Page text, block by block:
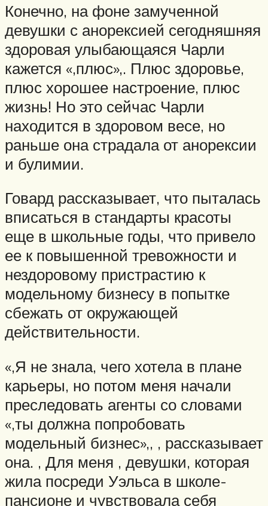
Конечно, на фоне замученной
девушки с анорексией сегодняшняя
здоровая улыбающаяся Чарли
кажется «,плюс»,. Плюс здоровье,
плюс хорошее настроение, плюс
жизнь! Но это сейчас Чарли
находится в здоровом весе, но
раньше она страдала от анорексии
и булимии.
Говард рассказывает, что пыталась
вписаться в стандарты красоты
еще в школьные годы, что привело
ее к повышенной тревожности и
нездоровому пристрастию к
модельному бизнесу в попытке
сбежать от окружающей
действительности.
«,Я не знала, чего хотела в плане
карьеры, но потом меня начали
преследовать агенты со словами
«,ты должна попробовать
модельный бизнес»,, , рассказывает
она. , Для меня , девушки, которая
жила посреди Уэльса в школе-
пансионе и чувствовала себя